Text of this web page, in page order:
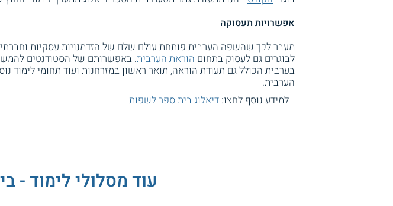
אפשרויות תעסוקה
מעבר לכך שהשפה הערבית פותחת עולם שלם של הזדמנויות עסקיות
לבוגרים גם לעסוק בתחום הוראת הערבית. באפשרותם של הסטודנטים
בערבית הכולל גם תעודת הוראה, תואר ראשון במזרחנות ועוד תחומי
הערבית.
למידע נוסף לחצו: דיאלוג בית ספר לשפות
עוד מסלולי לימוד -